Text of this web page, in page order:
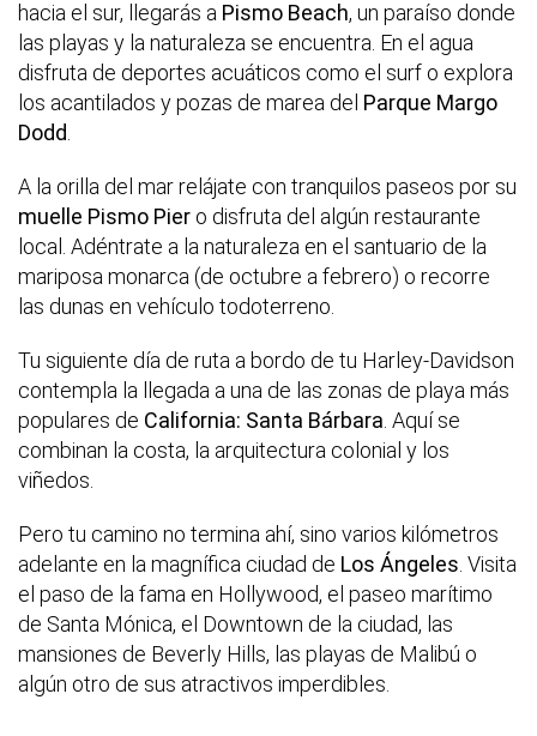
hacia el sur, llegarás a Pismo Beach, un paraíso donde
las playas y la naturaleza se encuentra. En el agua
disfruta de deportes acuáticos como el surf o explora
los acantilados y pozas de marea del Parque Margo
Dodd
A la orilla del mar relájate con tranquilos paseos por su
muelle Pismo Pier o disfruta del algún restaurante
local. Adéntrate a la naturaleza en el santuario de la
mariposa monarca (de octubre a febrero) o recorre
las dunas en vehículo todoterreno.
Tu siguiente día de ruta a bordo de tu Harley-Davidson
contempla la llegada a una de las zonas de playa más
populares de California: Santa Bárbara . Aquí se
combinan la costa, la arquitectura colonial y los
viñedos.
Pero tu camino no termina ahí, sino varios kilómetros
adelante en la magnífica ciudad de Los Ángeles . Visita
el paso de la fama en Hollywood, el paseo marítimo
de Santa Mónica, el Downtown de la ciudad, las
mansiones de Beverly Hills, las playas de Malibú o
algún otro de sus atractivos imperdibles.